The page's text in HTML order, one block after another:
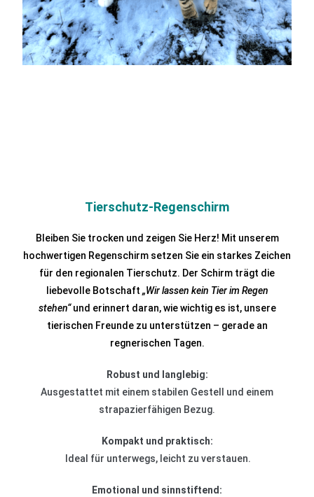
Tierschutz-Regenschirm
Bleiben Sie trocken und zeigen Sie Herz! Mit unserem
hochwertigen Regenschirm setzen Sie ein starkes Zeichen
für den regionalen Tierschutz. Der Schirm trägt die
liebevolle Botschaft „Wir lassen kein Tier im Regen
stehen“und erinnert daran, wie wichtig es ist, unsere
tierischen Freunde zu unterstützen – gerade an
regnerischen Tagen.
Robust und langlebig:
Ausgestattet mit einem stabilen Gestell und einem
strapazierfähigen Bezug.
Kompakt und praktisch:
Ideal für unterwegs, leicht zu verstauen.
Emotional und sinnstiftend: